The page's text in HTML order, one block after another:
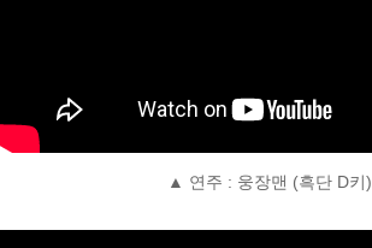
▲ 연주 : 웅장맨 (흑단 D키)